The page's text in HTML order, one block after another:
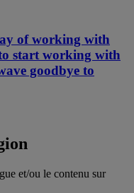
of working with
start working with
goodbye to
et/ou le contenu sur